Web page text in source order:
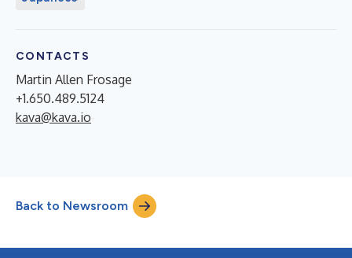
CONTACTS
Martin Allen Frosage
+1.650.489.5124
kava@kava.io
Back to Newsroom